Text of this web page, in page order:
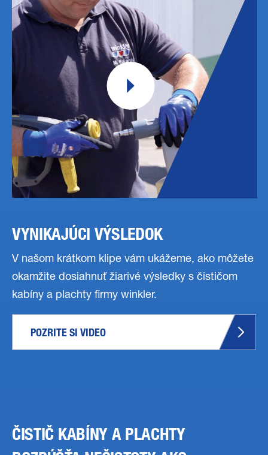
VYNIKAJÚCI VÝSLEDOK
V našom krátkom klipe vám ukážeme, ako môžete
okamžite dosiahnuť žiarivé výsledky s čističom
kabíny a plachty firmy winkler.
POZRITE SI VIDEO
ČISTIČ KABÍNY A PLACHTY